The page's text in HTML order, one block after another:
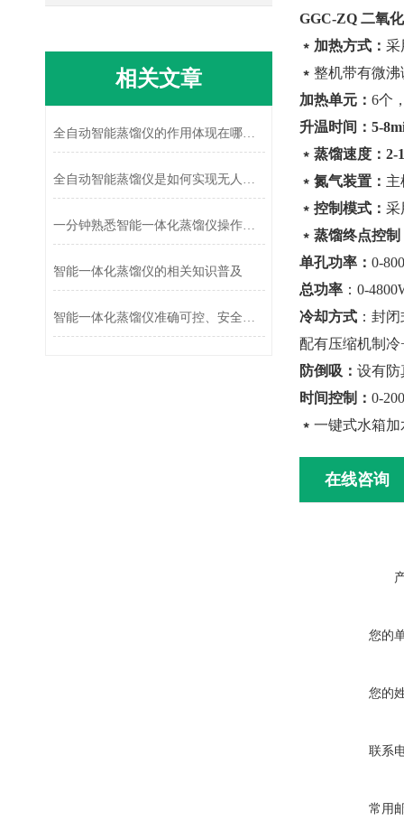
GGC-ZQ 二氧
﹡ 加热方式： 采
﹡ 整机带有微
加热单元： 6个
升温时间：5-
﹡ 蒸馏速度：2-
﹡ 氮气装置： 主
﹡ 控制模式： 采
﹡ 蒸馏终点控制
单孔功率： 0-
总功率 ：0-
冷却方式 ：封
配有压缩机制
防倒吸： 设有防
时间控制： 0-
﹡ 一键式水箱
在线咨询
您的
您的
联系
常用
相关文章
全自动智能蒸馏仪的作用体现在哪些方面?
全自动智能蒸馏仪是如何实现无人值守的准确分离的?
一分钟熟悉智能一体化蒸馏仪操作方法
智能一体化蒸馏仪的相关知识普及
智能一体化蒸馏仪准确可控、安全可靠